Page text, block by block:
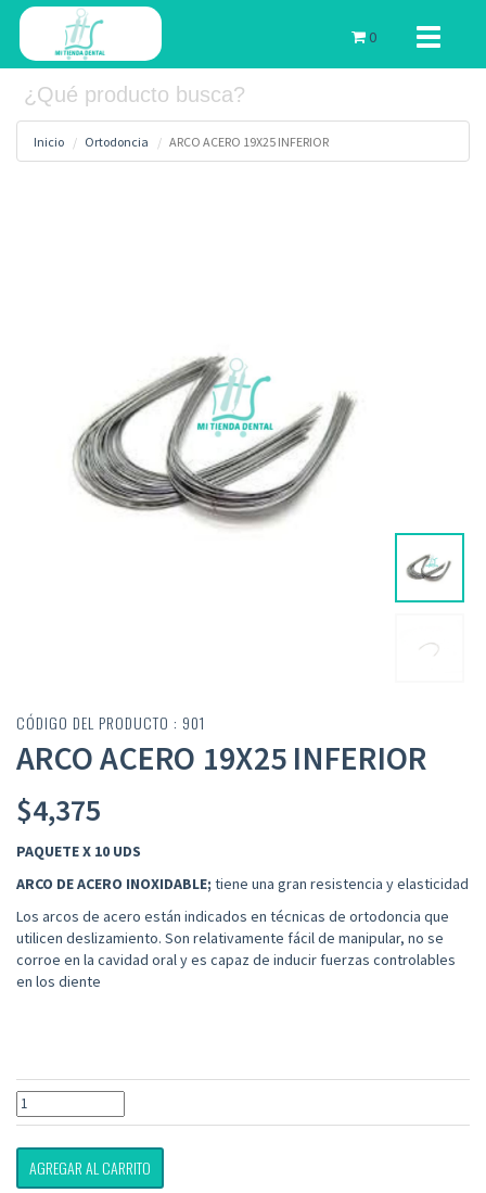
Toggle
0
Inicio Ortodoncia ARCO ACERO 19X25 INFERIOR
CÓDIGO DEL PRODUCTO : 901
ARCO ACERO 19X25 INFERIOR
$4,375
PAQUETE X 10 UDS
ARCO DEACERO INOXIDABLE; tiene una gran resistencia y elasticidad
Los arcos de acero están indicados en técnicas de ortodoncia que
utilicen deslizamiento. Son relativamente fácil de manipular, no se
corroe en la cavidad oral y es capaz de inducir fuerzas controlables
en los diente
AGREGAR AL CARRITO